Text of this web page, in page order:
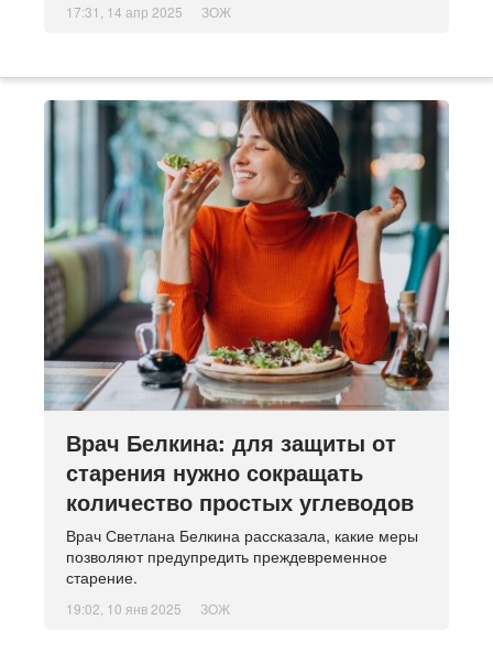
17:31, 14 апр 2025 ЗОЖ
Врач Белкина: для защиты от
старения нужно сокращать
количество простых углеводов
Врач Светлана Белкина рассказала, какие меры
позволяют предупредить преждевременное
старение.
19:02, 10 янв 2025 ЗОЖ